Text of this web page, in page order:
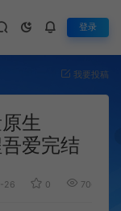
登录
我要投稿
生
爱完结
26 0 706